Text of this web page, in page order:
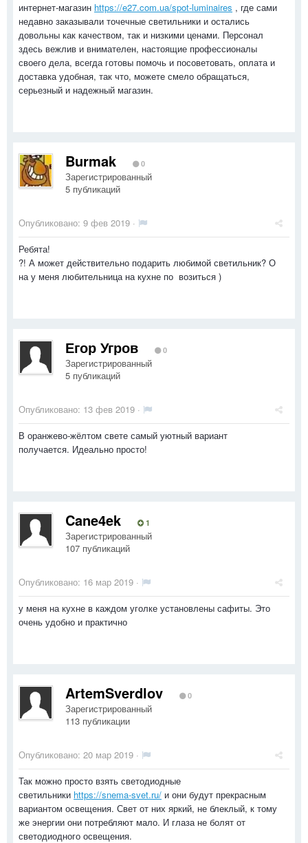
интернет-магазин https://e27.com.ua/spot-luminaires , где сами
недавно заказывали точечные светильники и остались
довольны как качеством, так и низкими ценами. Персонал
здесь вежлив и внимателен, настоящие профессионалы
своего дела, всегда готовы помочь и посоветовать, оплата и
доставка удобная, так что, можете смело обращаться,
серьезный и надежный магазин.
Burmak 0
Зарегистрированный
5 публикаций
Опубликовано: 9 фев 2019 ·
Ребята!
?! А может действительно подарить любимой светильник? О
на у меня любительница на кухне по возиться )
Егор Угров 0
Зарегистрированный
5 публикаций
Опубликовано: 13 фев 2019 ·
В оранжево-жёлтом свете самый уютный вариант
получается. Идеально просто!
Cane4ek 1
Зарегистрированный
107 публикаций
Опубликовано: 16 мар 2019 ·
у меня на кухне в каждом уголке установлены сафиты. Это
очень удобно и практично
ArtemSverdlov 0
Зарегистрированный
113 публикации
Опубликовано: 20 мар 2019 ·
Так можно просто взять светодиодные
светильники https://snema-svet.ru/ и они будут прекрасным
вариантом освещения. Свет от них яркий, не блеклый, к тому
же энергии они потребляют мало. И глаза не болят от
светодиодного освещения.